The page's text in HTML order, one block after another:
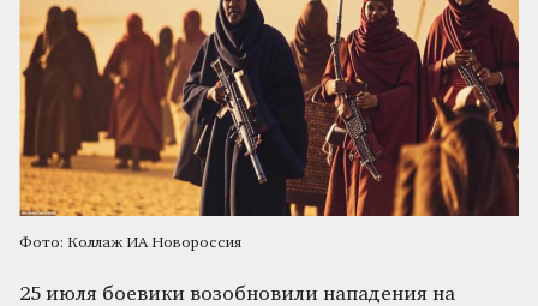
Фото: Коллаж ИА Новороссия
25 июля боевики возобновили нападения на